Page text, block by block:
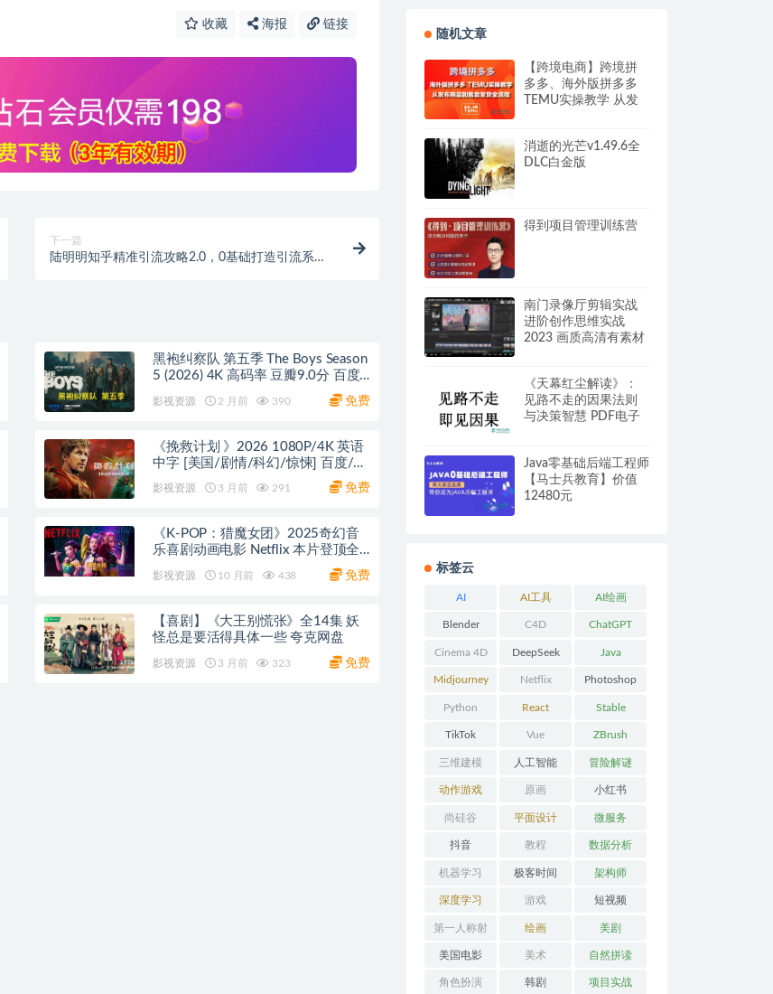
收藏 海报 链接
下一篇
陆明明知乎精准引流攻略2.0，0基础打造引流系
黑袍纠察队 第五季 The Boys Season
5 (2026) 4K 高码率 豆瓣9.0分 百度
影视资源 2 月前 390 免费
《挽救计划 》2026 1080P/4K 英语
中字 [美国/剧情/科幻/惊悚] 百度/夸
影视资源 3 月前 291 免费
《K-POP：猎魔女团》2025奇幻音
乐喜剧动画电影 Netflix 本片登顶全
影视资源 10 月前 438 免费
【喜剧】《大王别慌张》全14集 妖
怪总是要活得具体一些 夸克网盘
影视资源 3 月前 323 免费
随机文章
【跨境电商】跨境拼
多多、海外版拼多多
TEMU实操教学 从发
消逝的光芒v1.49.6全
DLC白金版
得到项目管理训练营
南门录像厅剪辑实战
进阶创作思维实战
2023 画质高清有素材
《天幕红尘解读》：
见路不走的因果法则
与决策智慧 PDF电子
Java零基础后端工程师
【马士兵教育】价值
12480元
标签云
AI AI工具 AI绘画
Blender C4D ChatGPT
Cinema 4D DeepSeek Java
Midjourney Netflix Photoshop
Python React Stable
Diffusion
TikTok Vue ZBrush
三维建模 人工智能 冒险解谜
AVG
动作游戏
ACT
原画 小红书
尚硅谷 平面设计 微服务
抖音 教程 数据分析
机器学习 极客时间 架构师
深度学习 游戏 短视频
第一人称射
击FPS
绘画 美剧
美国电影 美术 自然拼读
角色扮演 韩剧 项目实战